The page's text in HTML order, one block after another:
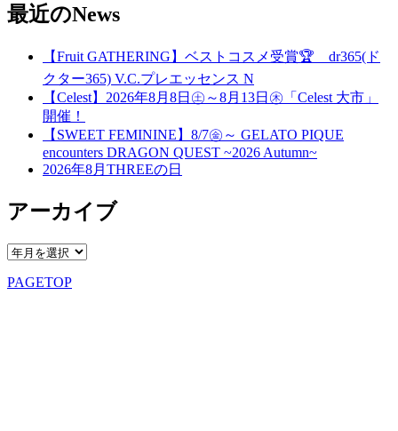
最近のNews
【Fruit GATHERING】ベストコスメ受賞🏆 dr365(ド
クター365) V.C.プレエッセンス N
【Celest】2026年8月8日㊏～8月13日㊍「Celest 大市」
開催！
【SWEET FEMININE】8/7㊎～ GELATO PIQUE
encounters DRAGON QUEST ~2026 Autumn~
2026年8月THREEの日
アーカイブ
PAGETOP